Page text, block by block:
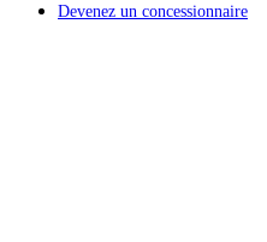
Devenez un concessionnaire